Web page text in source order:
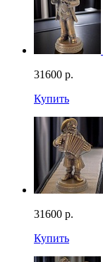
31600 р.
Купить
31600 р.
Купить